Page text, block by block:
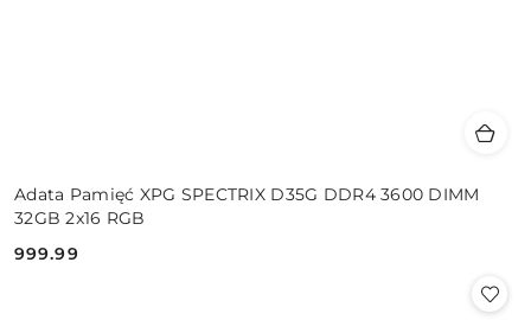
Adata Pamięć XPG SPECTRIX D35G DDR4 3600 DIMM
32GB 2x16 RGB
Cena:
999.99